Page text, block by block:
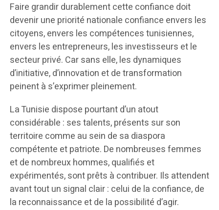
Faire grandir durablement cette confiance doit
devenir une priorité nationale confiance envers les
citoyens, envers les compétences tunisiennes,
envers les entrepreneurs, les investisseurs et le
secteur privé. Car sans elle, les dynamiques
d’initiative, d’innovation et de transformation
peinent à s’exprimer pleinement.
La Tunisie dispose pourtant d’un atout
considérable : ses talents, présents sur son
territoire comme au sein de sa diaspora
compétente et patriote. De nombreuses femmes
et de nombreux hommes, qualifiés et
expérimentés, sont prêts à contribuer. Ils attendent
avant tout un signal clair : celui de la confiance, de
la reconnaissance et de la possibilité d’agir.